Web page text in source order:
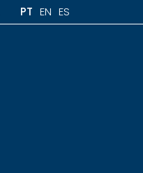
PT EN ES